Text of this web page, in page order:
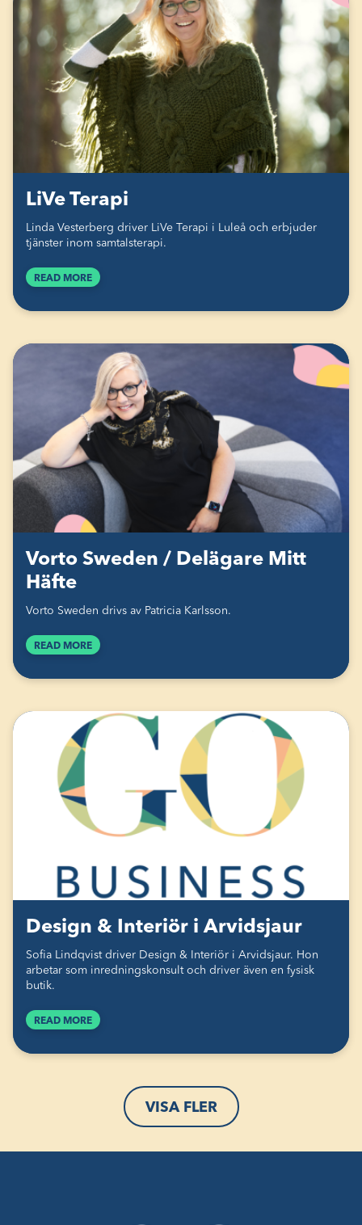
LiVe Terapi
Linda Vesterberg driver LiVe Terapi i Luleå och erbjuder
tjänster inom samtalsterapi.
READ MORE
Vorto Sweden / Delägare Mitt
Häfte
Vorto Sweden drivs av Patricia Karlsson.
READ MORE
Design & Interiör i Arvidsjaur
Sofia Lindqvist driver Design & Interiör i Arvidsjaur. Hon
arbetar som inredningskonsult och driver även en fysisk
butik.
READ MORE
VISA FLER